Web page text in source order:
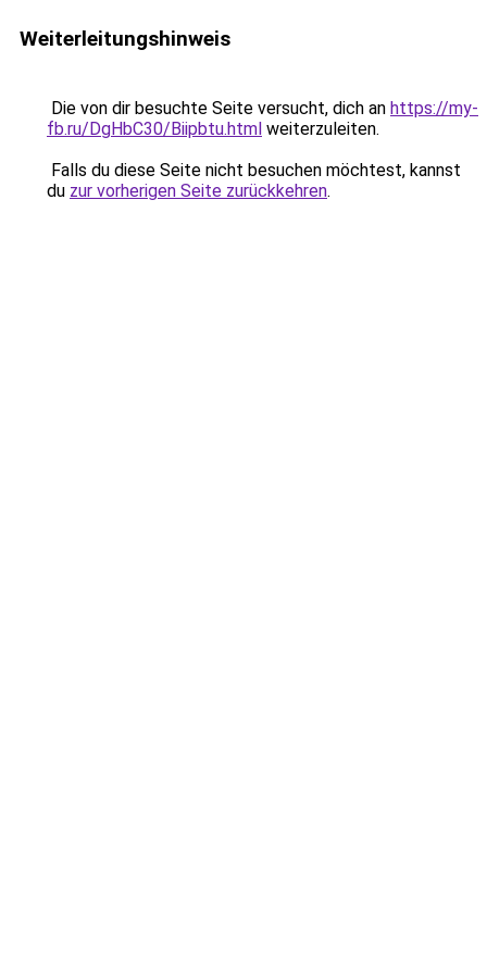
Weiterleitungshinweis
Die von dir besuchte Seite versucht, dich an https://my-
fb.ru/DgHbC30/Biipbtu.html weiterzuleiten.
Falls du diese Seite nicht besuchen möchtest, kannst
du zur vorherigen Seite zurückkehren.